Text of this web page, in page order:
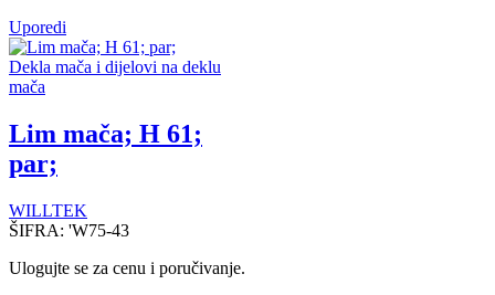
Uporedi
Dekla mača i dijelovi na deklu
mača
Lim mača; H 61;
par;
WILLTEK
ŠIFRA: 'W75-43
Ulogujte se za cenu i poručivanje.